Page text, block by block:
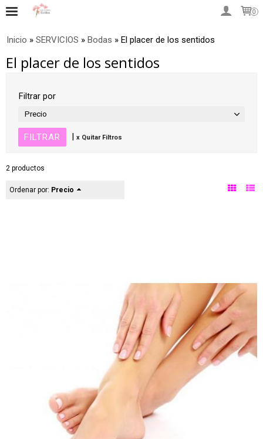
0
Inicio » SERVICIOS » Bodas » El placer de los sentidos
El placer de los sentidos
Filtrar por
Precio
| x Quitar Filtros
2 productos
Ordenar por: Precio